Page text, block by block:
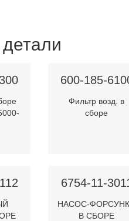
600-185-
Фильтр возд. в
сборе
6754-11-
НАСОС-
В СБОРЕ